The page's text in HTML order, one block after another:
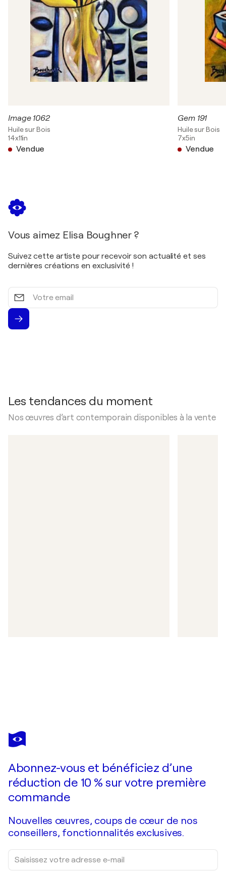
Image 1062
Huile sur Bois
14x11in
Vendue
Gem 191
Huile sur Bois
7x5in
Vendue
Vous aimez Elisa Boughner ?
Suivez cette artiste pour recevoir son actualité et ses
dernières créations en exclusivité !
Votre
email
Les tendances du moment
Nos œuvres d’art contemporain disponibles à la vente
Abonnez-vous et bénéficiez d’une
réduction de 10 % sur votre première
commande
Nouvelles œuvres, coups de cœur de nos
conseillers, fonctionnalités exclusives.